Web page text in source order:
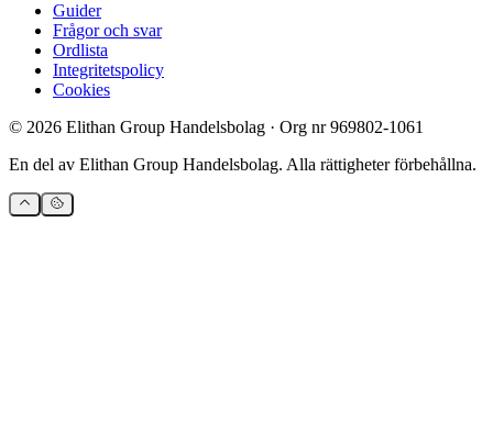
Guider
Frågor och svar
Ordlista
Integritetspolicy
Cookies
© 2026 Elithan Group Handelsbolag · Org nr969802-1061
En del av Elithan Group Handelsbolag. Alla rättigheter förbehållna.